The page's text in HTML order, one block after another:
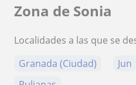
Zona de Sonia
Localidades a las que se
Granada (Ciudad)
Jun